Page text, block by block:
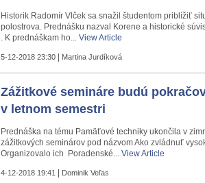
Historik Radomír Vlček sa snažil študentom priblížiť
polostrova. Prednášku nazval Korene a historické
. K prednáškam ho... View Article
5-12-2018 23:30 Martina Jurdíková
Zážitkové semináre budú
v letnom semestri
Prednáška na tému Pamäťové techniky ukončila v
zážitkových seminárov pod názvom Ako zvládnuť
Organizovalo ich Poradenské... View Article
4-12-2018 19:41 Dominik Veľas